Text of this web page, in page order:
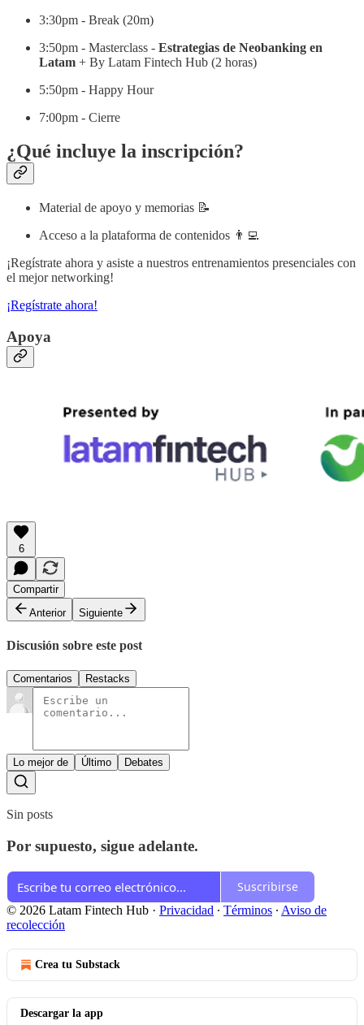
3:30pm - Break (20m)
3:50pm - Masterclass - Estrategias de Neobanking en
Latam + By Latam Fintech Hub (2 horas)
5:50pm - Happy Hour
7:00pm - Cierre
¿Qué incluye la inscripción?
Material de apoyo y memorias 📝
Acceso a la plataforma de contenidos 👨‍💻​
¡Regístrate ahora y asiste a nuestros entrenamientos presenciales con
el mejor networking!
¡Regístrate ahora!
Apoya
6
Compartir
Anterior
Siguiente
Discusión sobre este post
Comentarios Restacks
Lo mejor de Último Debates
Sin posts
Por supuesto, sigue adelante.
Suscribirse
© 2026 Latam Fintech Hub · Privacidad ∙ Términos ∙ Aviso de
recolección
Crea tu Substack
Descargar la app